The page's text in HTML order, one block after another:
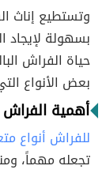
وتستطيع إناث
بسهولة لإيجاد
حياة الفراش
بعض الأنواع
أهمية
للفراش أنواع
تجعله مهماً،